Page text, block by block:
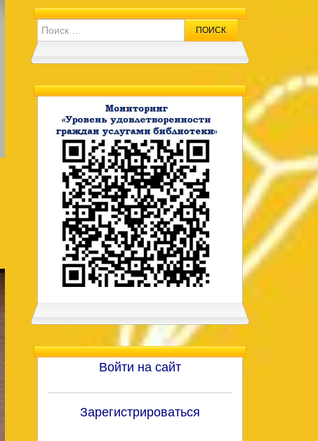
Search for:
Войти на сайт
Зарегистрироваться